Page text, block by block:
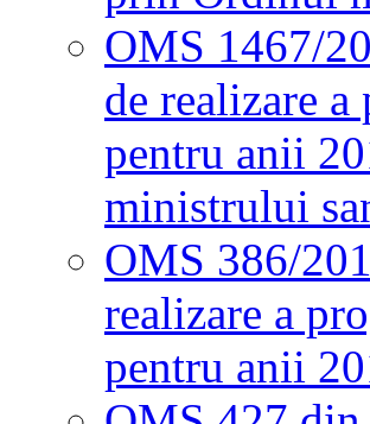
OMS 1467/
de realizare
pentru anii
ministrului
OMS 386/
realizare a
pentru anii